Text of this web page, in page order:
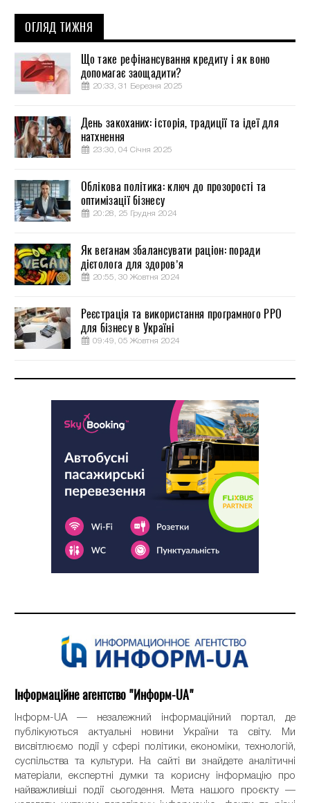
ОГЛЯД ТИЖНЯ
Що таке рефінансування кредиту і як воно
допомагає заощадити?
20:33, 31 Березня 2025
День закоханих: історія, традиції та ідеї для
натхнення
23:30, 04 Січня 2025
Облікова політика: ключ до прозорості та
оптимізації бізнесу
20:28, 25 Грудня 2024
Як веганам збалансувати раціон: поради
дієтолога для здоров’я
20:55, 30 Жовтня 2024
Реєстрація та використання програмного РРО
для бізнесу в Україні
09:49, 05 Жовтня 2024
Інформаційне агентство "Информ-UA"
Інформ-UA — незалежний інформаційний портал, де
публікуються актуальні новини України та світу. Ми
висвітлюємо події у сфері політики, економіки, технологій,
суспільства та культури. На сайті ви знайдете аналітичні
матеріали, експертні думки та корисну інформацію про
найважливіші події сьогодення. Мета нашого проєкту —